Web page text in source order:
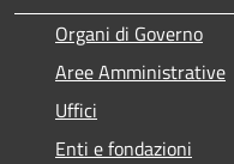
Organi di Governo
Aree Amministrative
Uffici
Enti e fondazioni